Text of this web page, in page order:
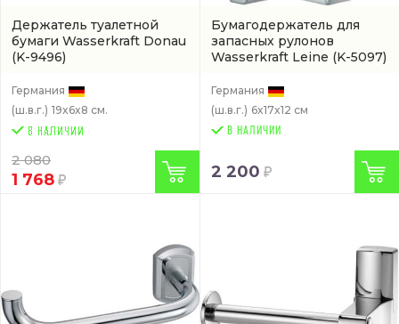
Держатель туалетной
бумаги Wasserkraft Donau
(K-9496)
Германия
(ш.в.г.) 19x6x8 см.
2 080
1 768
Бумагодержатель для
запасных рулонов
Wasserkraft Leine (K-5097)
Германия
(ш.в.г.) 6x17x12 см
В НАЛИЧИИ
2 200